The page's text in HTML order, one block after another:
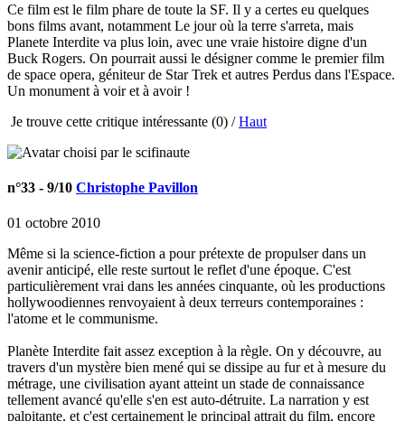
Ce film est le film phare de toute la SF. Il y a certes eu quelques
bons films avant, notamment Le jour où la terre s'arreta, mais
Planete Interdite va plus loin, avec une vraie histoire digne d'un
Buck Rogers. On pourrait aussi le désigner comme le premier film
de space opera, géniteur de Star Trek et autres Perdus dans l'Espace.
Un monument à voir et à avoir !
Je trouve cette critique intéressante (0) /Haut
n°33 - 9/10 Christophe Pavillon
01 octobre 2010
Même si la science-fiction a pour prétexte de propulser dans un
avenir anticipé, elle reste surtout le reflet d'une époque. C'est
particulièrement vrai dans les années cinquante, où les productions
hollywoodiennes renvoyaient à deux terreurs contemporaines :
l'atome et le communisme.
Planète Interdite fait assez exception à la règle. On y découvre, au
travers d'un mystère bien mené qui se dissipe au fur et à mesure du
métrage, une civilisation ayant atteint un stade de connaissance
tellement avancé qu'elle s'en est auto-détruite. La narration y est
palpitante, et c'est certainement le principal attrait du film, encore